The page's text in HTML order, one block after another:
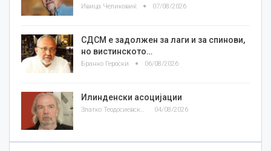
Ивица Челиковиќ 07/08/2026
СДСМ е задолжен за лаги и за спинови,
но вистинското…
Бранко Героски 06/08/2026
Илинденски асоцијации
04/08/2026